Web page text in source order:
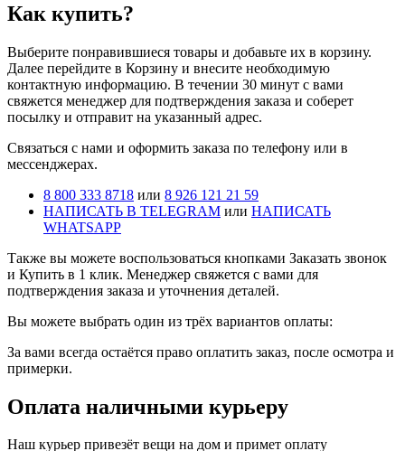
Как купить?
Выберите понравившиеся товары и добавьте их в корзину.
Далее перейдите в Корзину и внесите необходимую
контактную информацию. В течении 30 минут с вами
свяжется менеджер для подтверждения заказа и соберет
посылку и отправит на указанный адрес.
Cвязаться с нами и оформить заказа по телефону или в
мессенджерах.
8 800 333 8718 или 8 926 121 21 59
НАПИСАТЬ В TELEGRAM или НАПИСАТЬ
WHATSAPP
Также вы можете воспользоваться кнопками Заказать звонок
и Купить в 1 клик. Менеджер свяжется с вами для
подтверждения заказа и уточнения деталей.
Вы можете выбрать один из трёх вариантов оплаты:
За вами всегда остаётся право оплатить заказ, после осмотра и
примерки.
Оплата наличными курьеру
Наш курьер привезёт вещи на дом и примет оплату